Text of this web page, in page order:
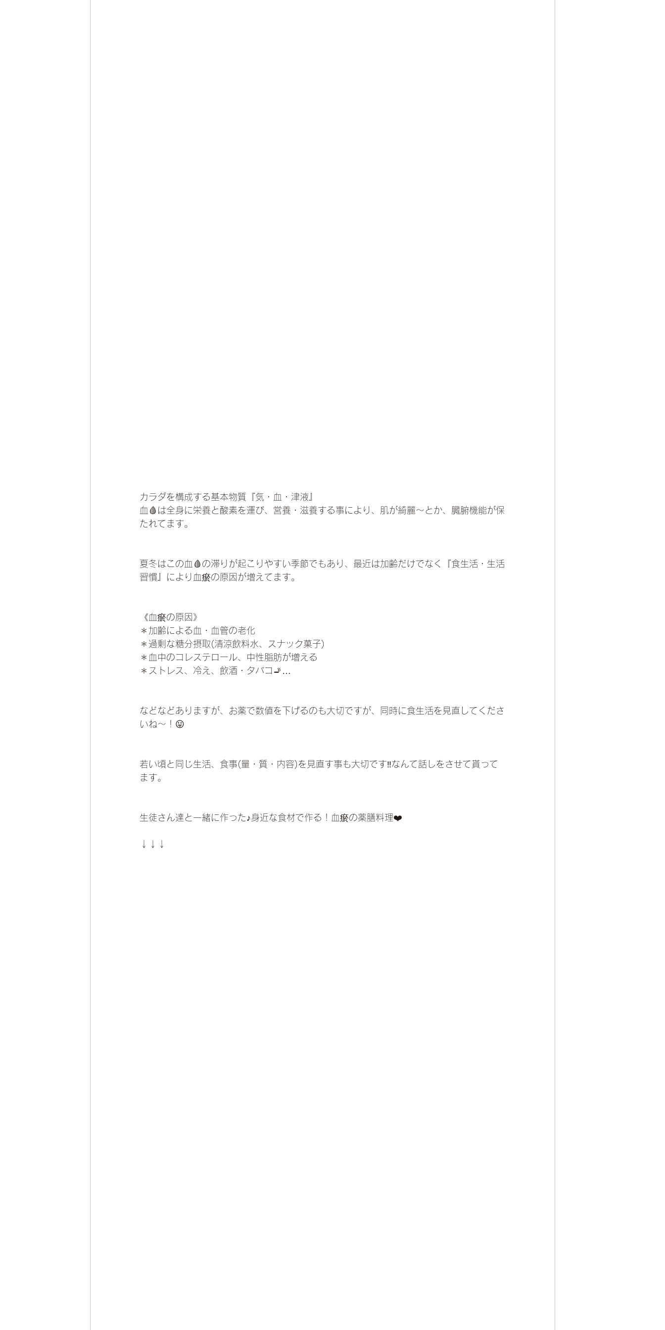
カラダを構成する基本物質『気・血・津液』
血🩸は全身に栄養と酸素を運び、営養・滋養する事により、肌が綺麗〜とか、臓腑機能が保
たれてます。
夏冬はこの血🩸の滞りが起こりやすい季節でもあり、最近は加齢だけでなく『食生活・生活
習慣』により血瘀の原因が増えてます。
《血瘀の原因》
＊加齢による血・血管の老化
＊過剰な糖分摂取(清涼飲料水、スナック菓子)
＊血中のコレステロール、中性脂肪が増える
＊ストレス、冷え、飲酒・タバコ🚬…
などなどありますが、お薬で数値を下げるのも大切ですが、同時に食生活を見直してくださ
いね〜！😛
若い頃と同じ生活、食事(量・質・内容)を見直す事も大切です‼️なんて話しをさせて貰って
ます。
生徒さん達と一緒に作った♪身近な食材で作る！血瘀の薬膳料理❤️
↓↓↓